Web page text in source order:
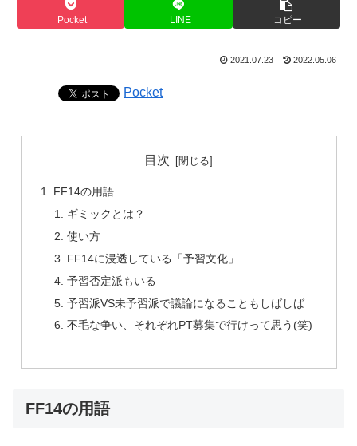
Pocket LINE コピー
2021.07.23 2022.05.06
Pocket
目次
FF14の用語
ギミックとは？
使い方
FF14に浸透している「予習文化」
予習否定派もいる
予習派VS未予習派で議論になることもしばしば
不毛な争い、それぞれPT募集で行けって思う(笑)
FF14の用語